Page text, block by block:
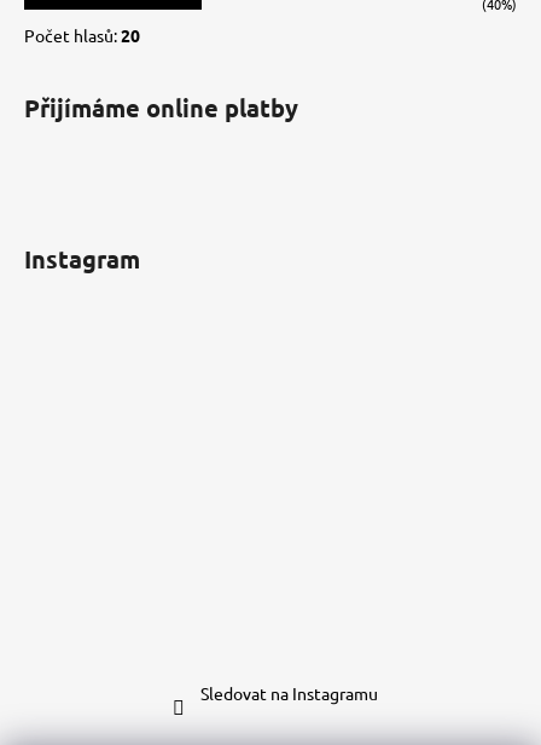
Počet hlasů:20
Přijímáme online platby
Instagram
Sledovat na Instagramu